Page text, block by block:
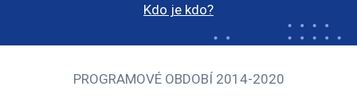
Kdo je kdo?
PROGRAMOVÉ OBDOBÍ 2014-2020